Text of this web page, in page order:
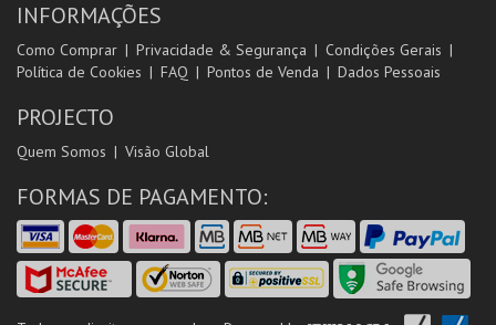
INFORMAÇÕES
Como Comprar Privacidade & Segurança
Condições Gerais
Política de Cookies
FAQ Pontos de Venda Dados Pessoais
PROJECTO
Quem Somos Visão Global
FORMAS DE PAGAMENTO: